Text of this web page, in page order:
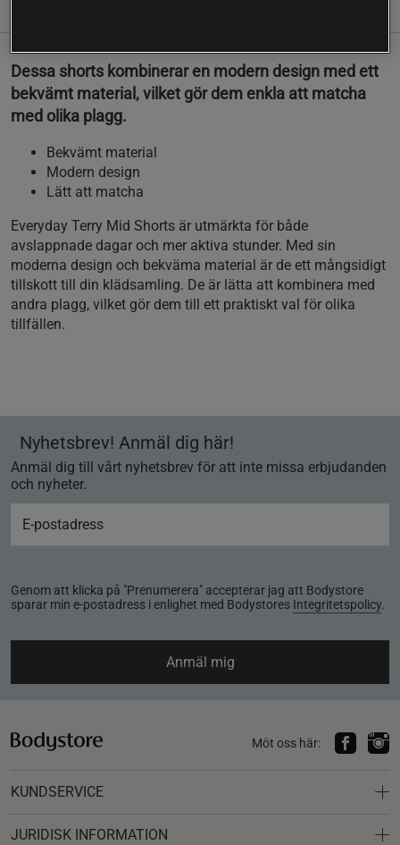
Dessa shorts kombinerar en modern design med ett
bekvämt material, vilket gör dem enkla att matcha
med olika plagg.
Bekvämt material
Modern design
Lätt att matcha
Everyday Terry Mid Shorts är utmärkta för både
avslappnade dagar och mer aktiva stunder. Med sin
moderna design och bekväma material är de ett mångsidigt
tillskott till din klädsamling. De är lätta att kombinera med
andra plagg, vilket gör dem till ett praktiskt val för olika
tillfällen.
Nyhetsbrev! Anmäl dig här!
Anmäl dig till vårt nyhetsbrev för att inte missa erbjudanden
och nyheter.
Genom att klicka på "Prenumerera" accepterar jag att Bodystore
sparar min e-postadress i enlighet med Bodystores Integritetspolicy.
Anmäl mig
Möt oss här:
KUNDSERVICE
JURIDISK INFORMATION